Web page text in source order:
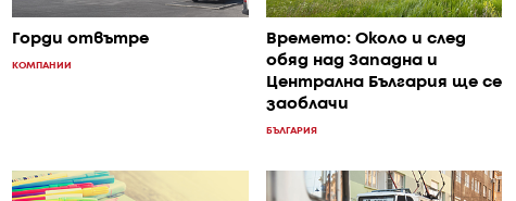
Горди отвътре
КОМПАНИИ
Времето: Около и след
обяд над Западна и
Централна България ще се
заоблачи
БЪЛГАРИЯ